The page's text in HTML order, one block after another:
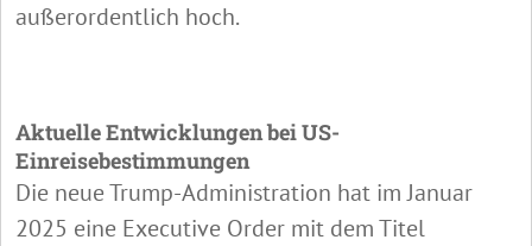
außerordentlich hoch.
Aktuelle Entwicklungen bei US-
Einreisebestimmungen
Die neue Trump-Administration hat im Januar
2025 eine Executive Order mit dem Titel